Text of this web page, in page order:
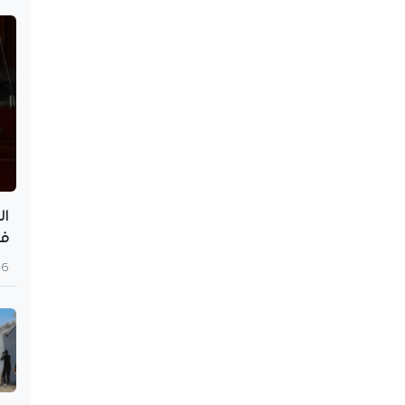
6 أغسطس 2026